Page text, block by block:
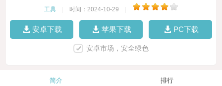
工具 时间：2024-10-29
安卓下载 苹果下载 PC下载
安卓市场，安全绿色
简介 排行